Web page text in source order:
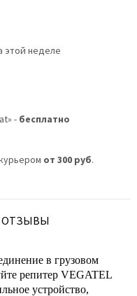
этой неделе
- бесплатно
от 300 руб.
ОТЗЫВЫ
в грузовом
репитер VEGATEL
устройство,